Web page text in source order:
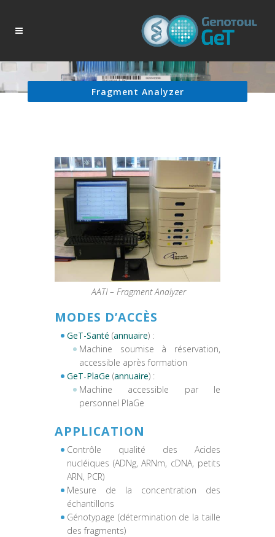
Fragment Analyzer
AATI – Fragment Analyzer
MODES D’ACCÈS
GeT-Santé (annuaire) :
Machine soumise à réservation,
accessible après formation
GeT-PlaGe (annuaire) :
Machine accessible par le
personnel PlaGe
APPLICATION
Contrôle qualité des Acides
nucléiques (ADNg, ARNm, cDNA, petits
ARN, PCR)
Mesure de la concentration des
échantillons
Génotypage (détermination de la taille
des fragments)